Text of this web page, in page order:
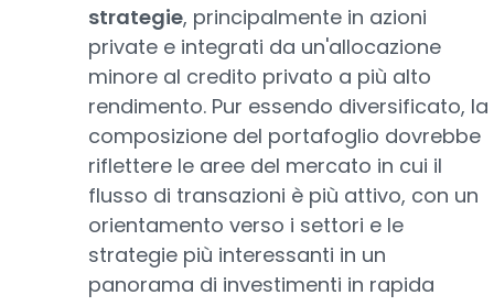
strategie, principalmente in azioni
private e integrati da un'allocazione
minore al credito privato a più alto
rendimento. Pur essendo diversificato, la
composizione del portafoglio dovrebbe
riflettere le aree del mercato in cui il
flusso di transazioni è più attivo, con un
orientamento verso i settori e le
strategie più interessanti in un
panorama di investimenti in rapida